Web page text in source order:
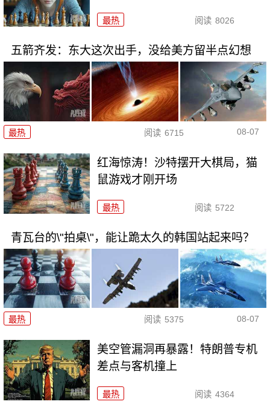
最热 阅读 8026
五箭齐发：东大这次出手，没给美方留半点幻想
最热 阅读 6715 08-07
红海惊涛！沙特摆开大棋局，猫
鼠游戏才刚开场
最热 阅读 5722
青瓦台的\"拍桌\"，能让跪太久的韩国站起来吗？
最热 阅读 5375 08-07
美空管漏洞再暴露！特朗普专机
差点与客机撞上
最热 阅读 4364